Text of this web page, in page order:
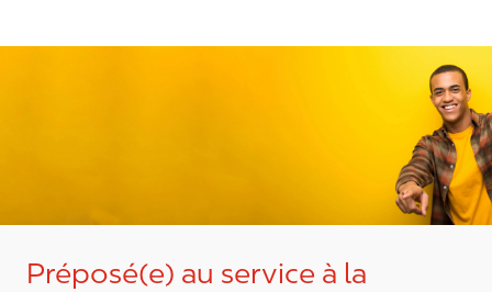
Préposé(e) au service à la